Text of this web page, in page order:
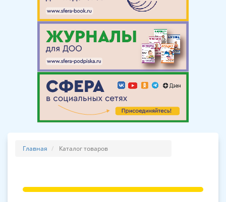
Главная Каталог товаров